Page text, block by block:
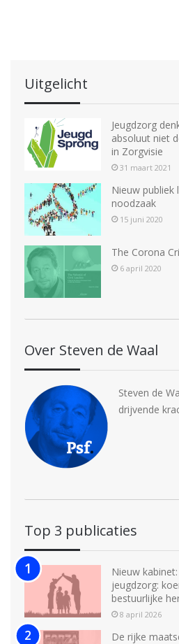
Uitgelicht
Jeugdzorg
absoluut niet
in Zorgvisie
31 maart 2021
Nieuw publiek
noodzaak
15 juni 2020
The Corona
6 april 2020
Over Steven de Waal
Steven de
drijvende
Top 3 publicaties
Nieuw
jeugdzorg:
bestuurlijke
8 april 2026
De rijke